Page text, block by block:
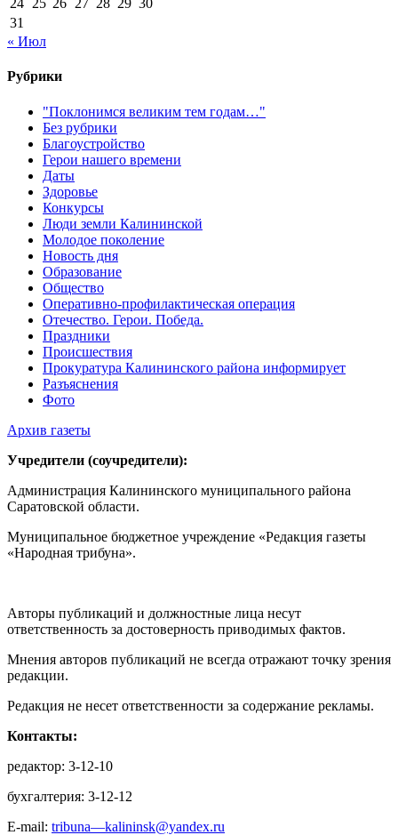
24 25 26 27 28 29 30
31
« Июл
Рубрики
"Поклонимся великим тем годам…"
Без рубрики
Благоустройство
Герои нашего времени
Даты
Здоровье
Конкурсы
Люди земли Калининской
Молодое поколение
Новость дня
Образование
Общество
Оперативно-профилактическая операция
Отечество. Герои. Победа.
Праздники
Происшествия
Прокуратура Калининского района информирует
Разъяснения
Фото
Архив газеты
Учредители (соучредители):
Администрация Калининского муниципального района
Саратовской области.
Муниципальное бюджетное учреждение «Редакция газеты
«Народная трибуна».
Авторы публикаций и должностные лица несут
ответственность за достоверность приводимых фактов.
Мнения авторов публикаций не всегда отражают точку зрения
редакции.
Редакция не несет ответственности за содержание рекламы.
Контакты:
редактор: 3-12-10
бухгалтерия: 3-12-12
E-mail: tribuna—kalininsk@yandex.ru